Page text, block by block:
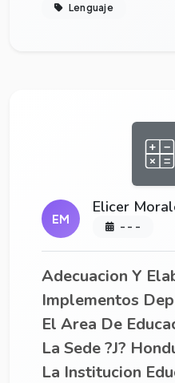
Lenguaje
EM
Elicer
- - -
Adecuacion Y
Implementos
El Area De
La Sede ?J?
La Institucion